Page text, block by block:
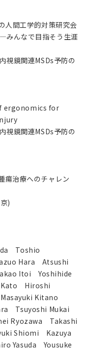
人間工学的対策研究会
みんなで目指そう生涯
視鏡関連MSDs予防の
ergonomics for
視鏡関連MSDs予防の
瘍治療へのチャレン
)
Toshio
Hara Atsushi
Itoi Yoshihide
Hiroshi
Kitano
Tsuyoshi Mukai
Ryozawa Takashi
Shiomi Kazuya
Yasuda Yousuke